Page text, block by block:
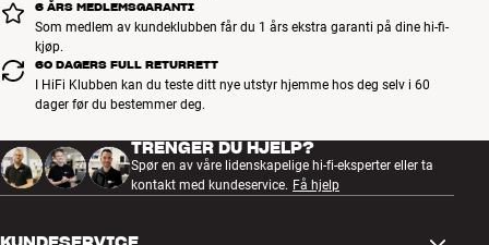
6 ÅRS MEDLEMSGARANTI
Som medlem av kundeklubben får du 1 års ekstra garanti på dine hi-fi-
kjøp.
60 DAGERS FULL RETURRETT
I HiFi Klubben kan du teste ditt nye utstyr hjemme hos deg selv i 60
dager før du bestemmer deg.
TRENGER DU HJELP?
Spør en av våre lidenskapelige hi-fi-eksperter eller ta
kontakt med kundeservice. Få hjelp